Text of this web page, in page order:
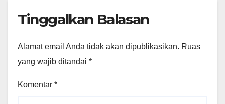
Tinggalkan Balasan
Alamat email Anda tidak akan dipublikasikan. Ruas
yang wajib ditandai *
Komentar *